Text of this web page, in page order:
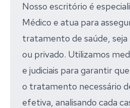
Nosso escritório é
Médico e atua para
tratamento de saúde,
ou privado. Utilizamos
e judiciais para garantir
o tratamento necessário
efetiva, analisando cada